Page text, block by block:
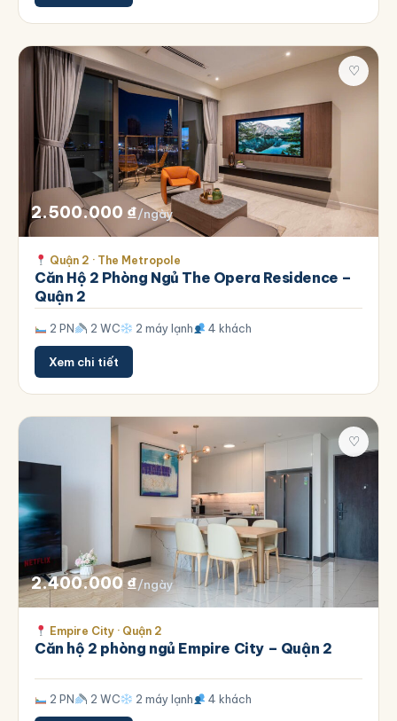
♡
2.500.000 ₫/ngày
Quận 2 · The Metropole
Căn Hộ 2 Phòng Ngủ The Opera Residence –
Quận 2
2 PN 2 WC 2 máy lạnh 4 khách
Xem chi tiết
♡
2.400.000 ₫/ngày
Empire City · Quận 2
Căn hộ 2 phòng ngủ Empire City – Quận 2
2 PN 2 WC 2 máy lạnh 4 khách